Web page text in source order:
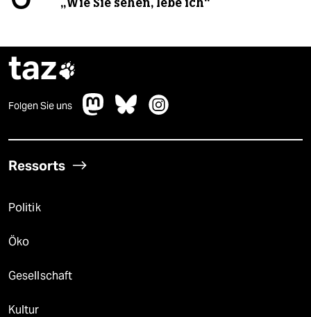
taz
Folgen Sie uns
Ressorts
Politik
Öko
Gesellschaft
Kultur